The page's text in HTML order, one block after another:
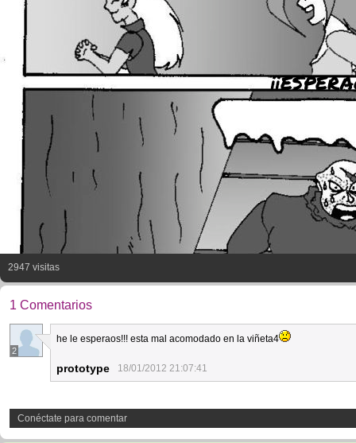
2947 visitas
1 Comentarios
2
he le esperaos!!! esta mal acomodado en la viñeta4
prototype 18/01/2012 21:07:41
Conéctate para comentar